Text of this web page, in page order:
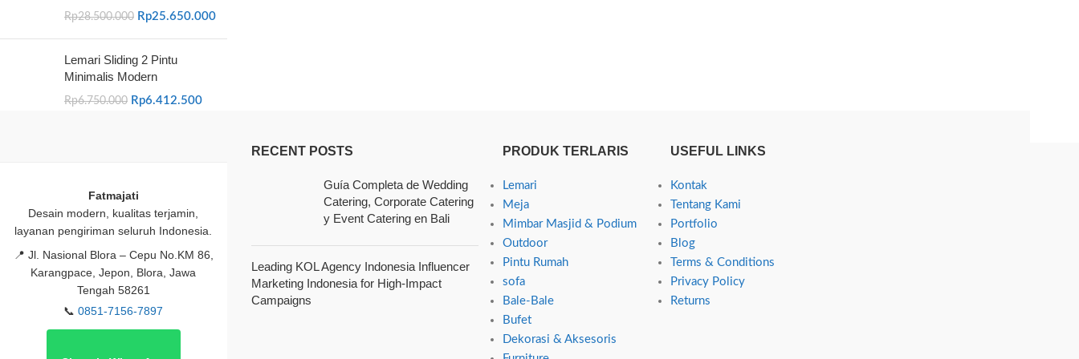
Rp28.500.000 Rp25.650.000
Lemari Sliding 2 Pintu
Minimalis Modern
Rp6.750.000 Rp6.412.500
Fatmajati
Desain modern, kualitas terjamin,
layanan pengiriman seluruh Indonesia.
📍 Jl. Nasional Blora – Cepu No.KM 86,
Karangpace, Jepon, Blora, Jawa
Tengah 58261
📞0851-7156-7897
RECENT POSTS
Guía Completa de Wedding
Catering, Corporate Catering
y Event Catering en Bali
Leading KOL Agency Indonesia Influencer
Marketing Indonesia for High-Impact
Campaigns
PRODUK TERLARIS
Lemari
Meja
Mimbar Masjid & Podium
Outdoor
Pintu Rumah
sofa
Bale-Bale
Bufet
Dekorasi & Aksesoris
USEFUL LINKS
Kontak
Tentang Kami
Portfolio
Blog
Terms & Conditions
Privacy Policy
Returns